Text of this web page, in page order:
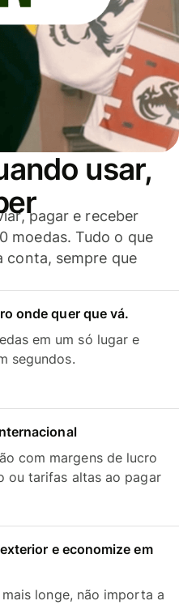
usar,
pagar e receber
moedas. Tudo o que
conta, sempre que
onde quer que vá.
em um só lugar e
segundos.
com margens de lucro
ou tarifas altas ao pagar
e economize em
longe, não importa a